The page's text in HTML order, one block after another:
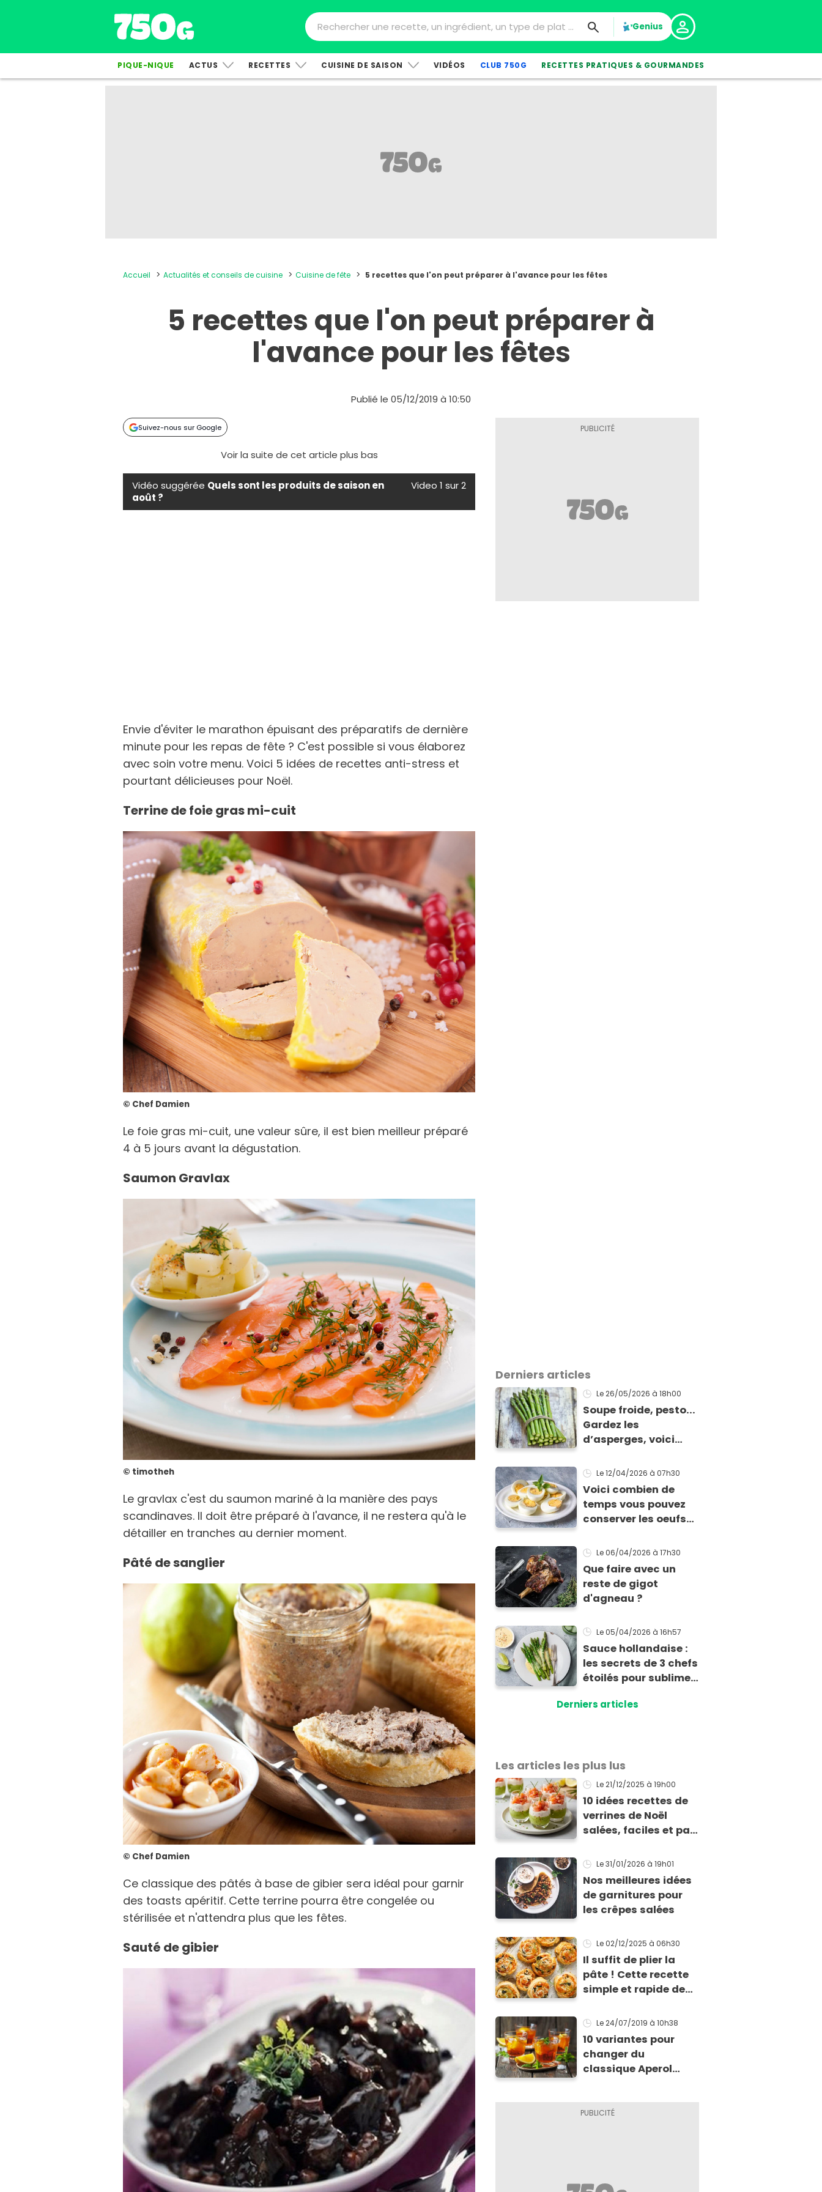
Genius
PIQUE-NIQUE ACTUS RECETTES CUISINE DE SAISON VIDÉOS CLUB 750G RECETTES PRATIQUES & GOURMANDES
Accueil Actualités et conseils de cuisine Cuisine de fête 5 recettes que l'on peut préparer à l'avance pour les fêtes
5 recettes que l'on peut préparer à
l'avance pour les fêtes
Publié le 05/12/2019 à 10:50
Suivez-nous sur Google
Voir la suite de cet article plus bas
Vidéo suggérée Quels sont les produits de saison en
août ?
Video 1 sur 2
Envie d'éviter le marathon épuisant des préparatifs de dernière
minute pour les repas de fête ? C'est possible si vous élaborez
avec soin votre menu. Voici 5 idées de recettes anti-stress et
pourtant délicieuses pour Noël.
Terrine de foie gras mi-cuit
© Chef Damien
Le foie gras mi-cuit, une valeur sûre, il est bien meilleur préparé
4 à 5 jours avant la dégustation.
Saumon Gravlax
© timotheh
Le gravlax c'est du saumon mariné à la manière des pays
scandinaves. Il doit être préparé à l'avance, il ne restera qu'à le
détailler en tranches au dernier moment.
Pâté de sanglier
© Chef Damien
Ce classique des pâtés à base de gibier sera idéal pour garnir
des toasts apéritif. Cette terrine pourra être congelée ou
stérilisée et n'attendra plus que les fêtes.
Sauté de gibier
Derniers articles
Le 26/05/2026 à 18h00
Soupe froide, pesto...
Gardez les
d’asperges, voici
!
Le 12/04/2026 à 07h30
Voici combien de
temps vous pouvez
conserver les oeufs
cuisson
Le 06/04/2026 à 17h30
Que faire avec un
reste de gigot
d'agneau ?
Le 05/04/2026 à 16h57
Sauce hollandaise :
les secrets de 3 chefs
étoilés pour sublimer
Derniers articles
Les articles les plus lus
Le 21/12/2025 à 19h00
10 idées recettes de
verrines de Noël
salées, faciles et pas
Le 31/01/2026 à 19h01
Nos meilleures idées
de garnitures pour
les crêpes salées
Le 02/12/2025 à 06h30
Il suffit de plier la
pâte ! Cette recette
simple et rapide de
sauver pour l’apéritif
de Noël
Le 24/07/2019 à 10h38
10 variantes pour
changer du
classique Aperol